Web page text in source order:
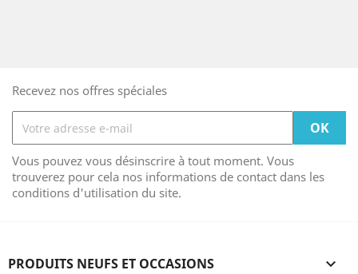
Recevez nos offres spéciales
Vous pouvez vous désinscrire à tout moment. Vous
trouverez pour cela nos informations de contact dans les
conditions d'utilisation du site.
PRODUITS NEUFS ET OCCASIONS 